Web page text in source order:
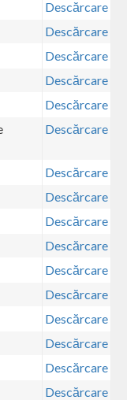
Descărcare
Descărcare
Descărcare
Descărcare
Descărcare
Descărcare
Descărcare
Descărcare
Descărcare
Descărcare
Descărcare
Descărcare
Descărcare
Descărcare
Descărcare
Descărcare